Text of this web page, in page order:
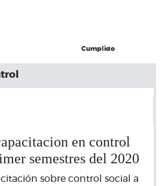
Cumplido
en control
semestres del 2020
sobre control social a